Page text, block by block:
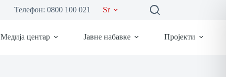
Телефон: 0800 100 021 Sr
Медија центар Јавне набавке Пројекти